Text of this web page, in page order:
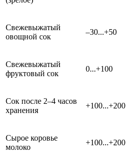
Свежевыжатый
овощной сок
–30...+50
Свежевыжатый
фруктовый сок
0...+100
Сок после 2–4 часов
хранения
+100...+200
Сырое коровье
молоко
+100...+200